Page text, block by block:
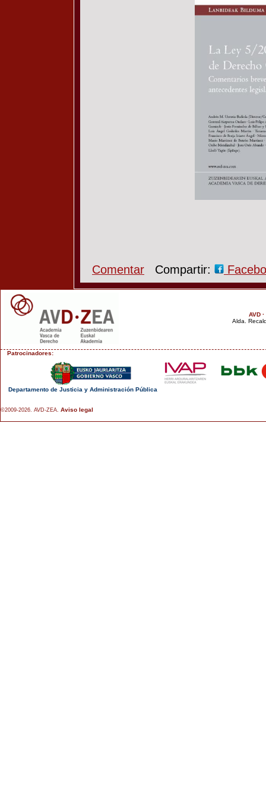
Comentar Compartir:
AVD
Alda.
Patrocinadores:
Departamento de Justicia y Administración Pública
©2009-2026. AVD-ZEA. Aviso legal